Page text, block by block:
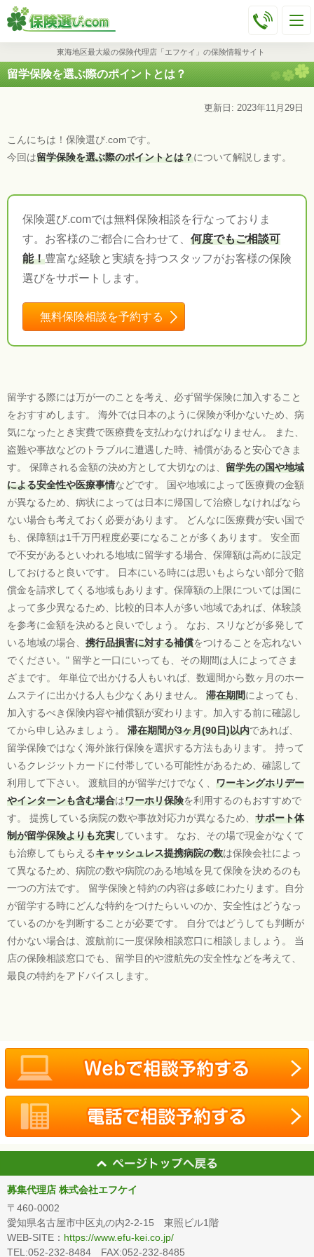
東海地区最大級の保険代理店「エフケイ」の保険情報サイト
留学保険を選ぶ際のポイントとは？
更新日: 2023年11月29日
こんにちは！保険選び.comです。
今回は留学保険を選ぶ際のポイントとは？について解説します。
保険選び.comでは無料保険相談を行なっておりま
す。お客様のご都合に合わせて、 何度でもご相談可
能！豊富な経験と実績を持つスタッフがお客様の保険
選びをサポートします。
無料保険相談を予約する
留学する際には万が一のことを考え、必ず留学保険に加入すること
をおすすめします。 海外では日本のように保険が利かないため、病
気になったとき実費で医療費を支払わなければなりません。 また、
盗難や事故などのトラブルに遭遇した時、補償があると安心できま
す。 保障される金額の決め方として大切なのは、 留学先の国や地域
による安全性や医療事情などです。 国や地域によって医療費の金額
が異なるため、病状によっては日本に帰国して治療しなければなら
ない場合も考えておく必要があります。 どんなに医療費が安い国で
も、保障額は1千万円程度必要になることが多くあります。 安全面
で不安があるといわれる地域に留学する場合、保障額は高めに設定
しておけると良いです。 日本にいる時には思いもよらない部分で賠
償金を請求してくる地域もあります。保障額の上限については国に
よって多少異なるため、比較的日本人が多い地域であれば、体験談
を参考に金額を決めると良いでしょう。 なお、スリなどが多発して
いる地域の場合、 携行品損害に対する補償をつけることを忘れない
でください。" 留学と一口にいっても、その期間は人によってさま
ざまです。 年単位で出かける人もいれば、数週間から数ヶ月のホー
ムステイに出かける人も少なくありません。 滞在期間によっても、
加入するべき保険内容や補償額が変わります。加入する前に確認し
てから申し込みましょう。 滞在期間が3ヶ月(90日)以内であれば、
留学保険ではなく海外旅行保険を選択する方法もあります。 持って
いるクレジットカードに付帯している可能性があるため、確認して
利用して下さい。 渡航目的が留学だけでなく、 ワーキングホリデー
やインターンも含む場合はワーホリ保険を利用するのもおすすめで
す。 提携している病院の数や事故対応力が異なるため、 サポート体
制が留学保険よりも充実しています。 なお、その場で現金がなくて
も治療してもらえるキャッシュレス提携病院の数は保険会社によっ
て異なるため、病院の数や病院のある地域を見て保険を決めるのも
一つの方法です。 留学保険と特約の内容は多岐にわたります。自分
が留学する時にどんな特約をつけたらいいのか、安全性はどうなっ
ているのかを判断することが必要です。 自分ではどうしても判断が
付かない場合は、渡航前に一度保険相談窓口に相談しましょう。 当
店の保険相談窓口でも、留学目的や渡航先の安全性などを考えて、
最良の特約をアドバイスします。
募集代理店 株式会社エフケイ
〒460-0002
愛知県名古屋市中区丸の内2-2-15 東照ビル1階
WEB-SITE： https://www.efu-kei.co.jp/
TEL:052-232-8484 FAX:052-232-8485